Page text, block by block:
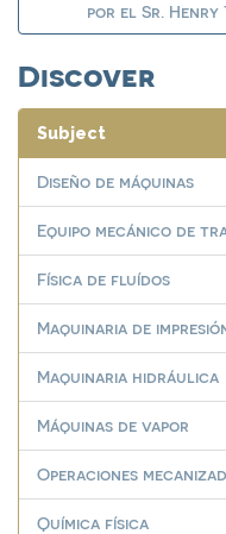
por el Sr. Henry
Discover
Subject
Diseño de máquinas
Equipo mecánico de
Física de fluídos
Maquinaria de
Maquinaria hidráulica
Máquinas de vapor
Operaciones
Química física